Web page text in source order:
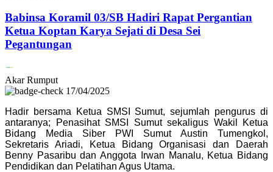
Babinsa Koramil 03/SB Hadiri Rapat Pergantian
Ketua Koptan Karya Sejati di Desa Sei
Pegantungan
Akar Rumput
17/04/2025
Hadir bersama Ketua SMSI Sumut, sejumlah pengurus di
antaranya; Penasihat SMSI Sumut sekaligus Wakil Ketua
Bidang Media Siber PWI Sumut Austin Tumengkol,
Sekretaris Ariadi, Ketua Bidang Organisasi dan Daerah
Benny Pasaribu dan Anggota Irwan Manalu, Ketua Bidang
Pendidikan dan Pelatihan Agus Utama.